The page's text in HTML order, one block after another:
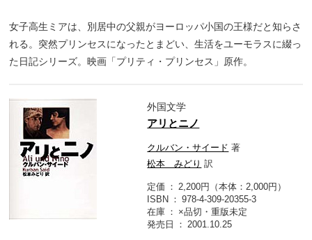
女子高生ミアは、別居中の父親がヨーロッパ小国の王様だと知らさ
れる。突然プリンセスになったとまどい、生活をユーモラスに綴っ
た日記シリーズ。映画「プリティ・プリンセス」原作。
外国文学
アリとニノ
クルバン・サイード 著
松本 みどり 訳
定価
2,200円（本体：2,000円）
ISBN
978-4-309-20355-3
在庫
×品切・重版未定
発売日
2001.10.25